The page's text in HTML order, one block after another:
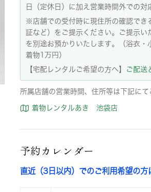
日（定休日）に加え営業時間外での対
※店舗での受付時に現住所の確認でき
証など）をご提示ください。ご提示い
を別途お預かりいたします。（浴衣
着物1万円）
【宅配レンタルご希望の方へ】
ご配送
所属店舗の営業時間、住所等は下記にて
着物レンタルあき 池袋店
予約カレンダー
直近（3日以内）でのご利用希望の方